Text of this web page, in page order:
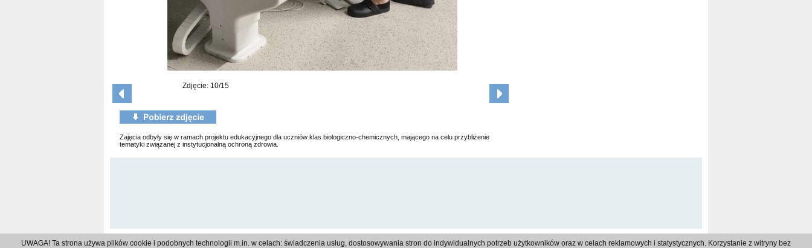
Zdjęcie: 10/15
Zajęcia odbyły się w ramach projektu edukacyjnego dla uczniów klas biologiczno-chemicznych, mającego na celu przybliżenie
tematyki związanej z instytucjonalną ochroną zdrowia.
Regulamin|Polityka prywatności| Reklama|Kontakt
UWAGA! Ta strona używa plików cookie i podobnych technologii m.in. w celach: świadczenia usług, dostosowywania stron do indywidualnych potrzeb użytkowników oraz w celach reklamowych i statystycznych. Korzystanie z witryny bez